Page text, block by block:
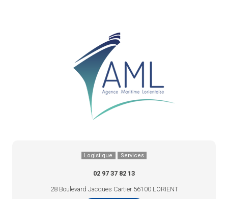
Logistique Services
02 97 37 82 13
28 Boulevard Jacques Cartier 56100 LORIENT